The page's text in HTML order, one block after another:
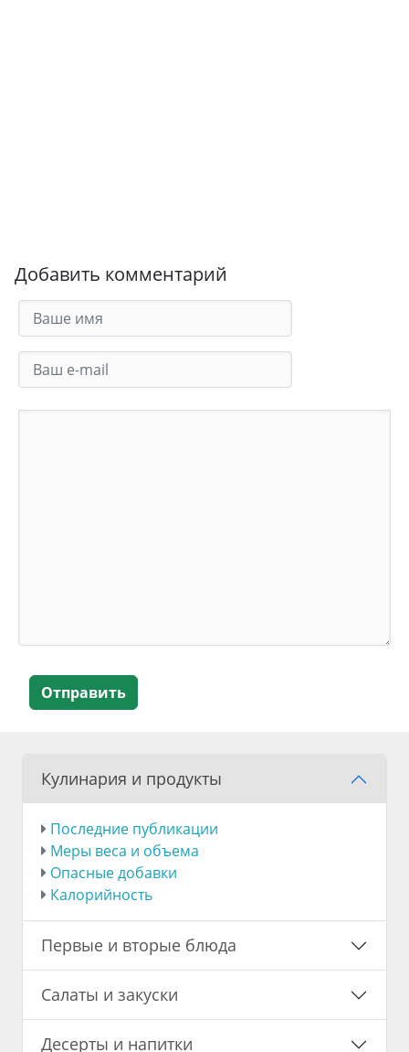
Добавить комментарий
Отправить
Кулинария и продукты
Последние публикации
Меры веса и объема
Опасные добавки
Калорийность
Первые и вторые блюда
Салаты и закуски
Десерты и напитки